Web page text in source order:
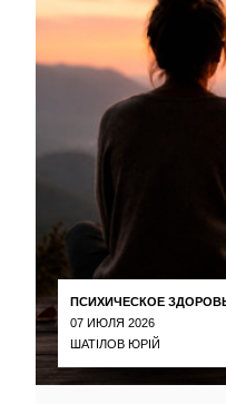
ПСИХИЧЕСКОЕ
07 ИЮЛЯ 2026
ШАТІЛОВ ЮРІЙ